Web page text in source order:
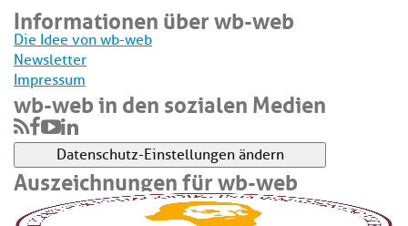
Informationen über wb-web
Die Idee von wb-web
Newsletter
Impressum
wb-web in den sozialen Medien
Datenschutz-Einstellungen ändern
Auszeichnungen für wb-web